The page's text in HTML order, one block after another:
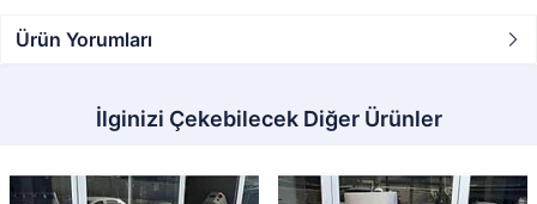
Ürün Yorumları
İlginizi Çekebilecek Diğer Ürünler